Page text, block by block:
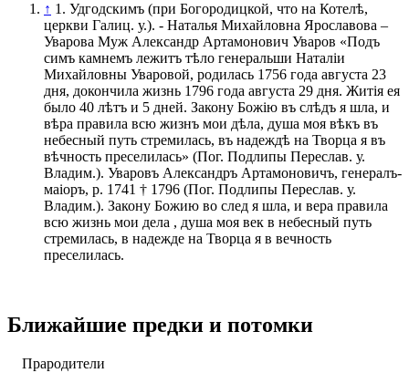
↑ 1. Удгодскимъ (при Богородицкой, что на Котелѣ,
церкви Галиц. у.). - Наталья Михайловна Ярославова –
Уварова Муж Александр Артамонович Уваров «Подъ
симъ камнемъ лежитъ тѣло генеральши Наталiи
Михайловны Уваровой, родилась 1756 года августа 23
дня, докончила жизнь 1796 года августа 29 дня. Житiя ея
было 40 лѣтъ и 5 дней. Закону Божiю въ слѣдъ я шла, и
вѣра правила всю жизнъ мои дѣла, душа моя вѣкъ въ
небесный путь стремилась, въ надеждѣ на Творца я въ
вѣчность преселилась» (Пог. Подлипы Переслав. у.
Владим.). Уваровъ Александръ Артамоновичъ, генералъ-
маiоръ, р. 1741 † 1796 (Пог. Подлипы Переслав. у.
Владим.). Закону Божию во след я шла, и вера правила
всю жизнь мои дела , душа моя век в небесный путь
стремилась, в надежде на Творца я в вечность
преселилась.
Ближайшие предки и потомки
Прародители